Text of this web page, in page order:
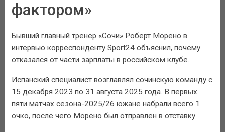
фактором»
Бывший главный тренер «Сочи» Роберт Морено в
интервью корреспонденту Sport24 объяснил, почему
отказался от части зарплаты в российском клубе.
Испанский специалист возглавлял сочинскую команду с
15 декабря 2023 по 31 августа 2025 года. В первых
пяти матчах сезона-2025/26 южане набрали всего 1
очко, после чего Морено был отправлен в отставку.